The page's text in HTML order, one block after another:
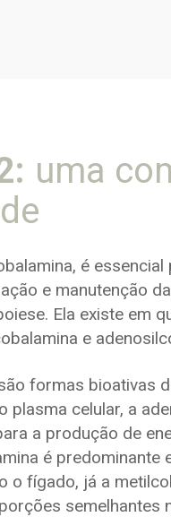
uma
é
e manutenção
Ela existe em
e
formas bioativas
celular, a
a produção de
é predominante
o fígado, já a
semelhantes